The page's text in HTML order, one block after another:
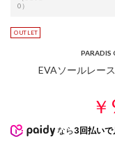
0）
PARADIS
EVAソールレー
なら 3回払い